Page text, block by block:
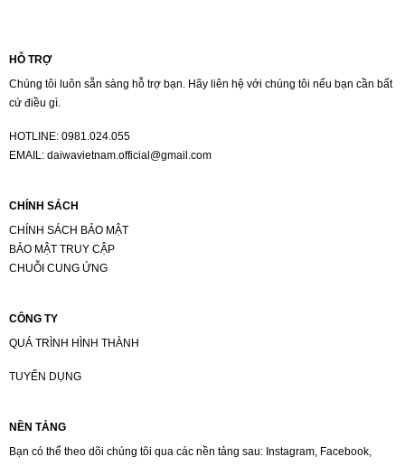
HỖ TRỢ
Chúng tôi luôn sẵn sàng hỗ trợ bạn. Hãy liên hệ với chúng tôi nếu bạn cần bất
cứ điều gì.
HOTLINE: 0981.024.055
EMAIL: daiwavietnam.official@gmail.com
CHÍNH SÁCH
CHÍNH SÁCH BẢO MẬT
BẢO MẬT TRUY CẬP
CHUỖI CUNG ỨNG
CÔNG TY
QUÁ TRÌNH HÌNH THÀNH
TUYỂN DỤNG
NỀN TẢNG
Bạn có thể theo dõi chúng tôi qua các nền tảng sau: Instagram, Facebook,